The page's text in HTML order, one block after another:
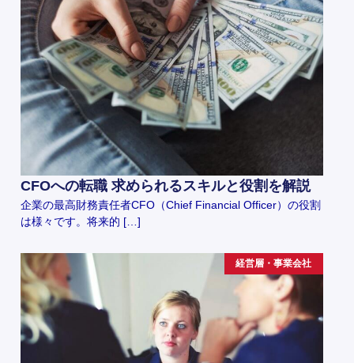
CFOへの転職 求められるスキルと役割を解説
企業の最高財務責任者CFO（Chief Financial Officer）の役割
は様々です。将来的 […]
経営層・事業会社